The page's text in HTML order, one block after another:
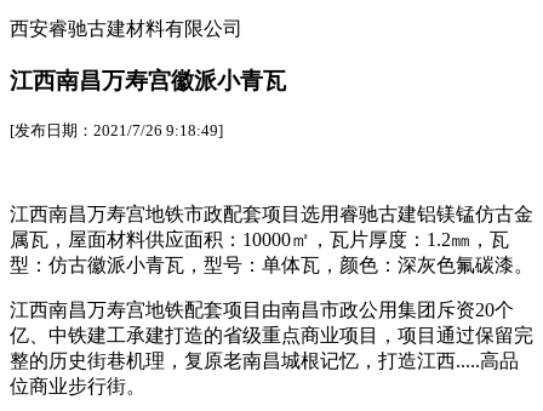
西安睿驰古建材料有限公司
江西南昌万寿宫徽派小青瓦
[发布日期：2021/7/26 9:18:49]
江西南昌万寿宫地铁市政配套项目选用睿驰古建铝镁锰仿古金
属瓦，屋面材料供应面积：10000㎡，瓦片厚度：1.2㎜，瓦
型：仿古徽派小青瓦，型号：单体瓦，颜色：深灰色氟碳漆。
江西南昌万寿宫地铁配套项目由南昌市政公用集团斥资20个
亿、中铁建工承建打造的省级重点商业项目，项目通过保留完
整的历史街巷机理，复原老南昌城根记忆，打造江西.....高品
位商业步行街。